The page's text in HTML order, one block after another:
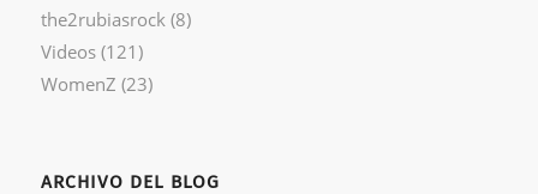
the2rubiasrock (8)
Videos(121)
WomenZ (23)
ARCHIVO DEL BLOG